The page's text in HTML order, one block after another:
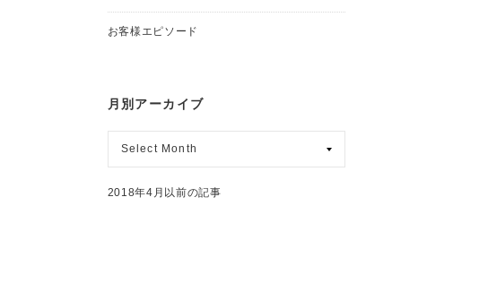
お客様エピソード
月別アーカイブ
ア
カ
2018年4月以前の記事